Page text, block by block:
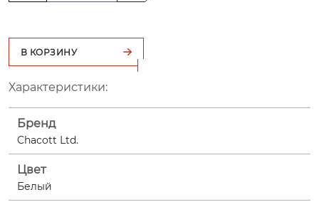
В КОРЗИНУ
Характеристики:
Бренд
Chacott Ltd.
Цвет
Белый